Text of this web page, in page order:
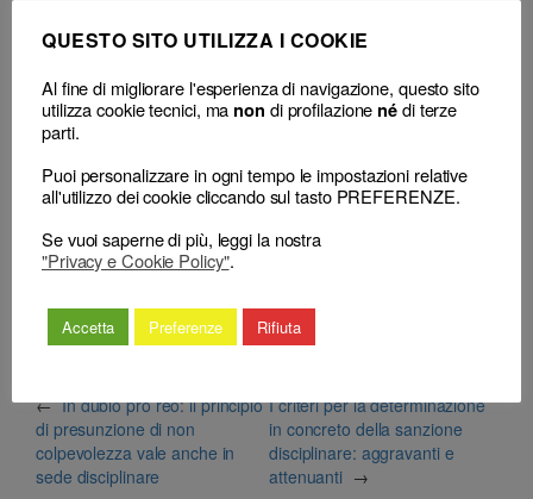
– Decisione:Consiglio Nazionale Forense, sentenza n. 35 del 26 Febbraio
2024(respinge) (sospensione)
– Consiglio territoriale:
– Decisione correlata: Corte di Cassazione n. 26368 del 10 Ottobre 2024
(respinge)
← In dubio pro reo: il principio
di presunzione di non
colpevolezza vale anche in
sede disciplinare
I criteri per la determinazione
in concreto della sanzione
disciplinare: aggravanti e
attenuanti →
QUESTO SITO UTILIZZA I COOKIE
Al fine di migliorare l'esperienza di navigazione, questo sito
utilizza cookie tecnici, ma non di profilazione nédi terze
parti.
Puoi personalizzare in ogni tempo le impostazioni relative
all'utilizzo dei cookie cliccando sul tasto PREFERENZE.
Se vuoi saperne di più, leggi la nostra
"Privacy e Cookie Policy".
Accetta Preferenze Rifiuta